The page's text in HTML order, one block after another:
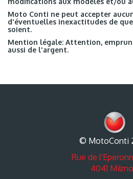
Moto Conti ne peut accepter
d'éventuelles inexactitudes de
soient.
Mention légale: Attention,
aussi de l'argent.
© MotoConti
Rue de
4041